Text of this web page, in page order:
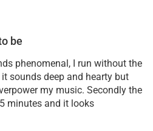
be
phenomenal, I run without the
sounds deep and hearty but
my music. Secondly the
minutes and it looks